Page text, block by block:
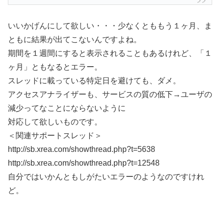
いいかげんにして欲しい・・・少なくとももう１ヶ月、ま
ともに結果が出てこないんですよね。
期間を１週間にすると表示されることもあるけれど、「１
ヶ月」ともなるとエラー。
スレッドに載っている特定日を避けても、ダメ。
アクセスアナライザーも、サービスの質の低下→ユーザの
減少ってなことにならないように
対応して欲しいものです。
＜関連サポートスレッド＞
http://sb.xrea.com/showthread.php?t=5638
http://sb.xrea.com/showthread.php?t=12548
自分ではいかんともしがたいエラーのようなのですけれ
ど。